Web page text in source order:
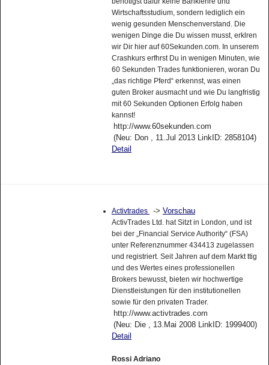
Wirtschaftsstudium, sondern lediglich ein
wenig gesunden Menschenverstand. Die
wenigen Dinge die Du wissen musst, erklren
wir Dir hier auf 60Sekunden.com. In unserem
Crashkurs erfhrst Du in wenigen Minuten, wie
60 Sekunden Trades funktionieren, woran Du
„das richtige Pferd“ erkennst, was einen
guten Broker ausmacht und wie Du langfristig
mit 60 Sekunden Optionen Erfolg haben
kannst!
http://www.60sekunden.com
(Neu: Don , 11.Jul 2013 LinkID: 2858104)
Detail
Activtrades -> Vorschau
ActivTrades Ltd. hat Sitzt in London, und ist
bei der „Financial Service Authority“ (FSA)
unter Referenznummer 434413 zugelassen
und registriert. Seit Jahren auf dem Markt ttig
und des Wertes eines professionellen
Brokers bewusst, bieten wir hochwertige
Dienstleistungen für den institutionellen
sowie für den privaten Trader.
http://www.activtrades.com
(Neu: Die , 13.Mai 2008 LinkID: 1999400)
Detail
Rossi Adriano